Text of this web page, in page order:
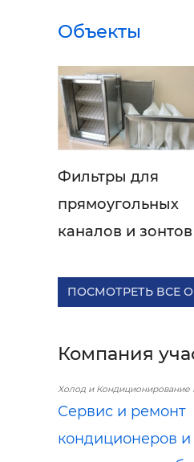
Объекты
Фильтры для
прямоугольных
каналов и зонтов
ПОСМОТРЕТЬ ВСЕ
Компания
Холод и Кондиционирование
Сервис и ремонт
кондиционеров и